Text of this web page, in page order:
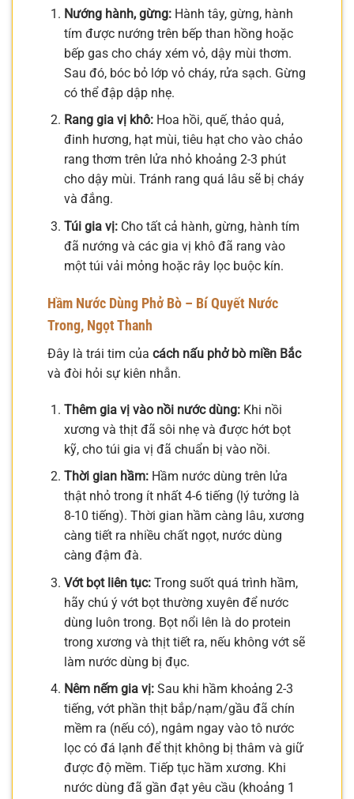
Nướng hành, gừng:Hành tây, gừng, hành
tím được nướng trên bếp than hồng hoặc
bếp gas cho cháy xém vỏ, dậy mùi thơm.
Sau đó, bóc bỏ lớp vỏ cháy, rửa sạch. Gừng
có thể đập dập nhẹ.
Rang gia vị khô:Hoa hồi, quế, thảo quả,
đinh hương, hạt mùi, tiêu hạt cho vào chảo
rang thơm trên lửa nhỏ khoảng 2-3 phút
cho dậy mùi. Tránh rang quá lâu sẽ bị cháy
và đắng.
Túi gia vị:Cho tất cả hành, gừng, hành tím
đã nướng và các gia vị khô đã rang vào
một túi vải mỏng hoặc rây lọc buộc kín.
Hầm Nước Dùng Phở Bò – Bí Quyết Nước
Trong, Ngọt Thanh
Đây là trái tim của cách nấu phở bò miền Bắc
và đòi hỏi sự kiên nhẫn.
Thêm gia vị vào nồi nước dùng:Khi nồi
xương và thịt đã sôi nhẹ và được hớt bọt
kỹ, cho túi gia vị đã chuẩn bị vào nồi.
Thời gian hầm:Hầm nước dùng trên lửa
thật nhỏ trong ít nhất 4-6 tiếng (lý tưởng là
8-10 tiếng). Thời gian hầm càng lâu, xương
càng tiết ra nhiều chất ngọt, nước dùng
càng đậm đà.
Vớt bọt liên tục:Trong suốt quá trình hầm,
hãy chú ý vớt bọt thường xuyên để nước
dùng luôn trong. Bọt nổi lên là do protein
trong xương và thịt tiết ra, nếu không vớt sẽ
làm nước dùng bị đục.
Nêm nếm gia vị:Sau khi hầm khoảng 2-3
tiếng, vớt phần thịt bắp/nạm/gầu đã chín
mềm ra (nếu có), ngâm ngay vào tô nước
lọc có đá lạnh để thịt không bị thâm và giữ
được độ mềm. Tiếp tục hầm xương. Khi
nước dùng đã gần đạt yêu cầu (khoảng 1